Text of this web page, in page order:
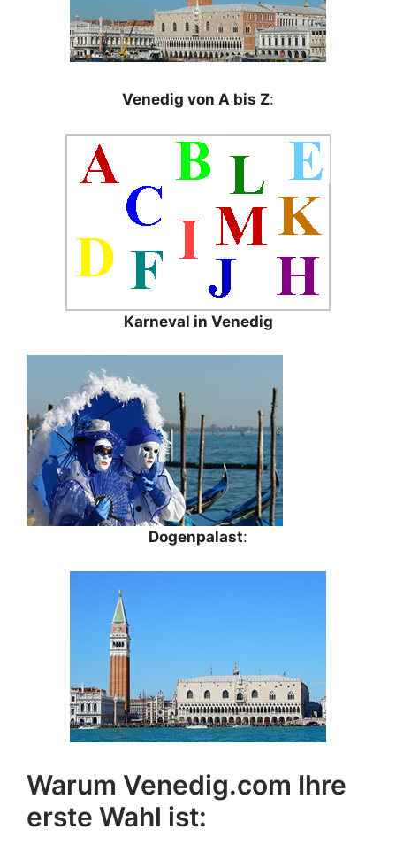
Venedig von A bis Z:
Karneval in Venedig
Dogenpalast:
Warum Venedig.com Ihre
erste Wahl ist: